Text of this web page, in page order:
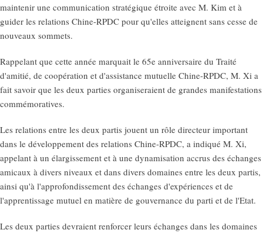
maintenir une communication stratégique étroite avec M. Kim et à
guider les relations Chine-RPDC pour qu'elles atteignent sans cesse de
nouveaux sommets.
Rappelant que cette année marquait le 65e anniversaire du Traité
d'amitié, de coopération et d'assistance mutuelle Chine-RPDC, M. Xi a
fait savoir que les deux parties organiseraient de grandes manifestations
commémoratives.
Les relations entre les deux partis jouent un rôle directeur important
dans le développement des relations Chine-RPDC, a indiqué M. Xi,
appelant à un élargissement et à une dynamisation accrus des échanges
amicaux à divers niveaux et dans divers domaines entre les deux partis,
ainsi qu'à l'approfondissement des échanges d'expériences et de
l'apprentissage mutuel en matière de gouvernance du parti et de l'Etat.
Les deux parties devraient renforcer leurs échanges dans les domaines